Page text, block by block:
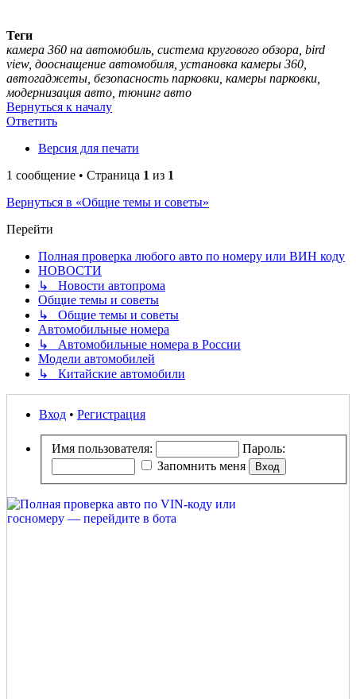
Теги
камера 360 на автомобиль, система кругового обзора, bird
view, дооснащение автомобиля, установка камеры 360,
автогаджеты, безопасность парковки, камеры парковки,
модернизация авто, тюнинг авто
Вернуться к началу
Ответить
Версия для печати
1 сообщение • Страница 1 из 1
Вернуться в «Общие темы и советы»
Перейти
Полная проверка любого авто по номеру или ВИН коду
НОВОСТИ
↳ Новости автопрома
Общие темы и советы
↳ Общие темы и советы
Автомобильные номера
↳ Автомобильные номера в России
Модели автомобилей
↳ Китайские автомобили
Вход • Регистрация
Имя пользователя:
Пароль:
Запомнить меня